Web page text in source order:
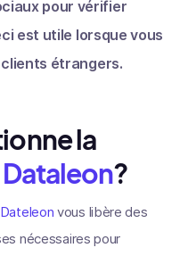
pour vérifier
est utile lorsque vous
étrangers.
la
Dataleon?
Dateleon vous libère des
nécessaires pour